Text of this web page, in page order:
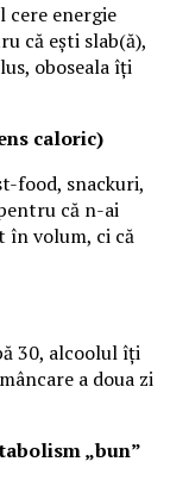
cere energie
că ești slab(ă),
oboseala îți
caloric)
food, snackuri,
că n-ai
în volum, ci că
30, alcoolul îți
a doua zi
„bun”